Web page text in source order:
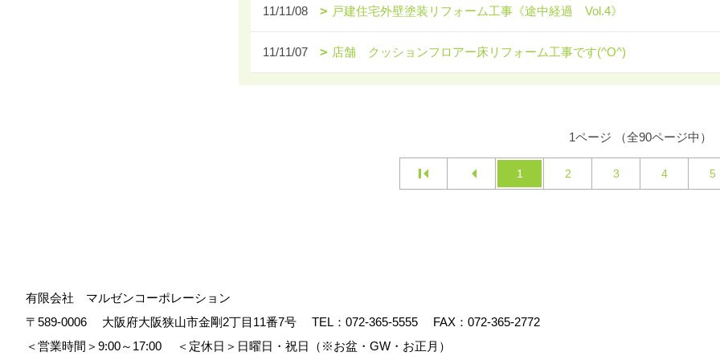
11/11/08 戸建住宅外壁塗装リフォーム工事《途中経過 Vol.4》
11/11/07 店舗 クッションフロアー床リフォーム工事です(^O^)
1ページ （全90ページ中）
1 2 3 4 5
有限会社 マルゼンコーポレーション
〒589-0006
大阪府大阪狭山市金剛2丁目11番7号 TEL： 072-365-5555
FAX：072-365-2772
＜営業時間＞9:00～17:00
＜定休日＞日曜日・祝日（※お盆・GW・お正月）